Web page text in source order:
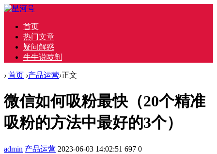
首页
热门文章
疑问解惑
牛牛说喷剂
› 首页 ›产品运营›正文
微信如何吸粉最快（20个精准
吸粉的方法中最好的3个）
admin 产品运营 2023-06-03 14:02:51 697 0